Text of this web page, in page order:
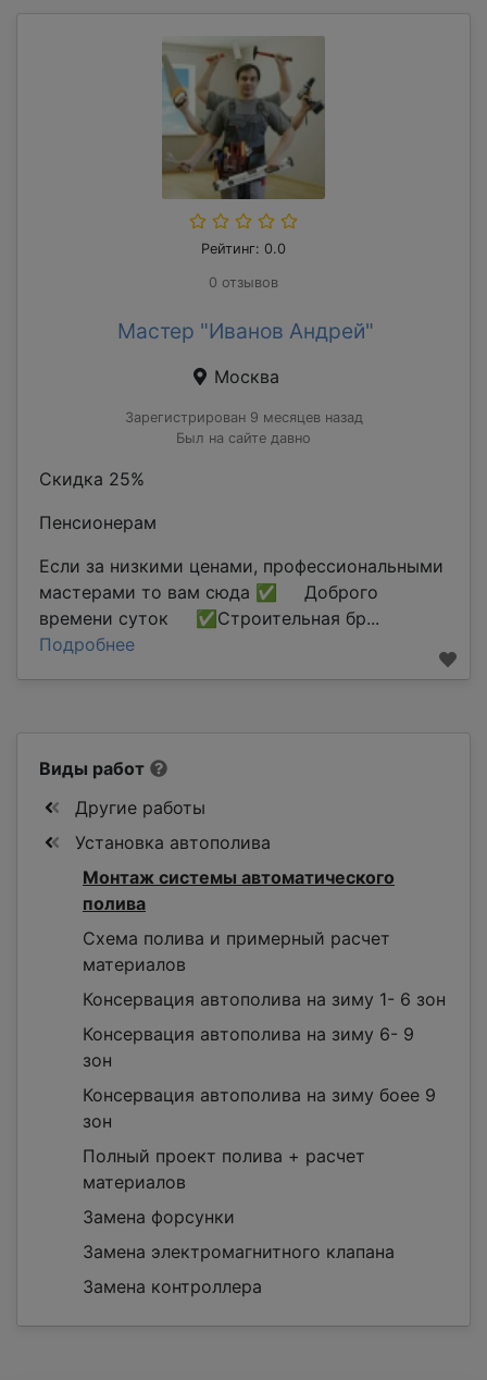
Рейтинг: 0.0
0 отзывов
Мастер "Иванов Андрей"
Москва
Зарегистрирован 9 месяцев назад
Был на сайте давно
Скидка 25%
Пенсионерам
Если за низкими ценами, профессиональными
мастерами то вам сюда ✅ Доброго
времени суток ✅Строительная бр...
Подробнее
Виды работ
Другие работы
Установка автополива
Монтаж системы автоматического
полива
Схема полива и примерный расчет
материалов
Консервация автополива на зиму 1- 6 зон
Консервация автополива на зиму 6- 9
зон
Консервация автополива на зиму боее 9
зон
Полный проект полива + расчет
материалов
Замена форсунки
Замена электромагнитного клапана
Замена контроллера